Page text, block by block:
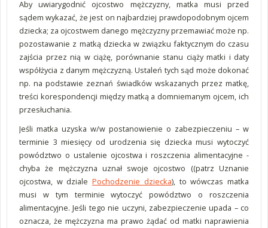
Aby uwiarygodnić ojcostwo mężczyzny, matka musi przed
sądem wykazać, że jest on najbardziej prawdopodobnym ojcem
dziecka; za ojcostwem danego mężczyzny przemawiać może np.
pozostawanie z matką dziecka w związku faktycznym do czasu
zajścia przez nią w ciążę, porównanie stanu ciąży matki i daty
współżycia z danym mężczyzną. Ustaleń tych sąd może dokonać
np. na podstawie zeznań świadków wskazanych przez matkę,
treści korespondencji między matką a domniemanym ojcem, ich
przesłuchania.
Jeśli matka uzyska w/w postanowienie o zabezpieczeniu – w
terminie 3 miesięcy od urodzenia się dziecka musi wytoczyć
powództwo o ustalenie ojcostwa i roszczenia alimentacyjne -
chyba że mężczyzna uznał swoje ojcostwo ((patrz Uznanie
ojcostwa, w dzialePochodzenie dziecka), to wówczas matka
musi w tym terminie wytoczyć powództwo o roszczenia
alimentacyjne. Jeśli tego nie uczyni, zabezpieczenie upada – co
oznacza, że mężczyzna ma prawo żądać od matki naprawienia